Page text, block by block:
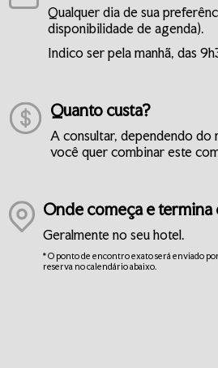
Qualquer dia de sua
disponibilidade de agenda).
Indico ser pela manhã, das
Quanto custa?
A consultar, dependendo do
você quer combinar este
Onde começa e termina
Geralmente no seu hotel.
* O ponto de encontro exato será enviado
reserva no calendário abaixo.